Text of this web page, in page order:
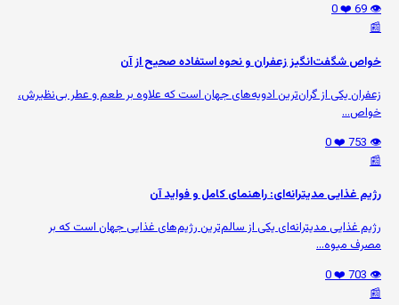
👁️ 69
❤️ 0
📰
خواص شگفت‌انگیز زعفران و نحوه استفاده صحیح از آن
زعفران یکی از گران‌ترین ادویه‌های جهان است که علاوه بر طعم و عطر بی‌نظیرش،
خواص...
👁️ 753
❤️ 0
📰
رژیم غذایی مدیترانه‌ای: راهنمای کامل و فواید آن
رژیم غذایی مدیترانه‌ای یکی از سالم‌ترین رژیم‌های غذایی جهان است که بر
مصرف میوه‌...
👁️ 703
❤️ 0
📰